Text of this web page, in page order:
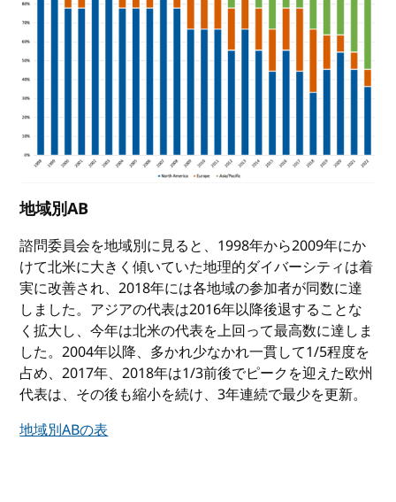
地域別AB
諮問委員会を地域別に見ると、1998年から2009年にか
けて北米に大きく傾いていた地理的ダイバーシティは着
実に改善され、2018年には各地域の参加者が同数に達
しました。アジアの代表は2016年以降後退することな
く拡大し、今年は北米の代表を上回って最高数に達しま
した。2004年以降、多かれ少なかれ一貫して1/5程度を
占め、2017年、2018年は1/3前後でピークを迎えた欧州
代表は、その後も縮小を続け、3年連続で最少を更新。
地域別ABの表